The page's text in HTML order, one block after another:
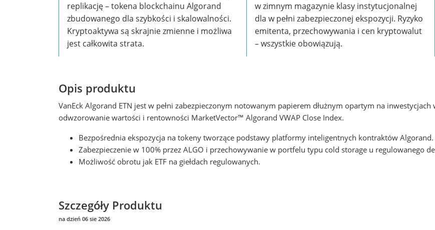
replikację – tokena blockchainu Algorand
zbudowanego dla szybkości i skalowalności.
Kryptoaktywa są skrajnie zmienne i możliwa
jest całkowita strata.
w zimnym magazynie klasy instytucjonalnej
dla w pełni zabezpieczonej ekspozycji. Ryzyko
emitenta, przechowywania i cen kryptowalut
– wszystkie obowiązują.
Opis produktu
VanEck Algorand ETN jest w pełni zabezpieczonym notowanym papierem dłużnym opartym na
odwzorowanie wartości i rentowności MarketVector™ Algorand VWAP Close Index.
Bezpośrednia ekspozycja na tokeny tworzące podstawy platformy inteligentnych kontraktów Algorand.
Zabezpieczenie w 100% przez ALGO i przechowywanie w portfelu typu cold storage u regulowanego
Możliwość obrotu jak ETF na giełdach regulowanych.
Szczegóły Produktu
na dzień 06 sie 2026